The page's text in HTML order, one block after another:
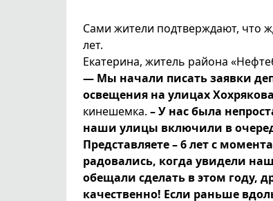
Сами жители подтверждают, что
лет.
Екатерина, житель района
— Мы начали писать заявки
освещения на улицах
кинешемка. – У нас была
наши улицы включили в
Представляете – 6 лет с
радовались, когда увидели
обещали сделать в этом году,
качественно! Если раньше